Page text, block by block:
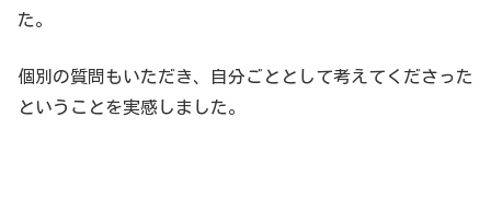
た。
個別の質問もいただき、自分ごととして考えてくださった
ということを実感しました。